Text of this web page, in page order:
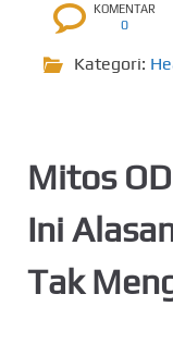
KOMENTAR
0
Kategori:
Mitos
Ini
Tak